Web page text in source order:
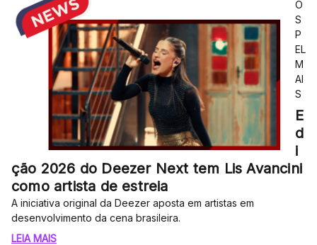
O
S
P
EL
M
AI
S
E
d
i
ção 2026 do Deezer Next tem Lis Avancini
como artista de estreia
A iniciativa original da Deezer aposta em artistas em
desenvolvimento da cena brasileira.
LEIA MAIS